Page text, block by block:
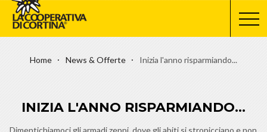
Home News & Offerte Inizia l'anno risparmiando...
INIZIA L'ANNO RISPARMIANDO...
Dimentichiamoci gli armadi zeppi, dove gli abiti si stropicciano e non